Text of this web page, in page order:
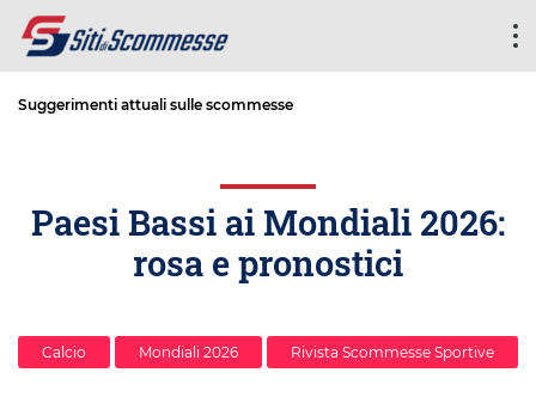
Suggerimenti attuali sulle scommesse
Paesi Bassi ai Mondiali 2026:
rosa e pronostici
Calcio Mondiali 2026 Rivista Scommesse Sportive